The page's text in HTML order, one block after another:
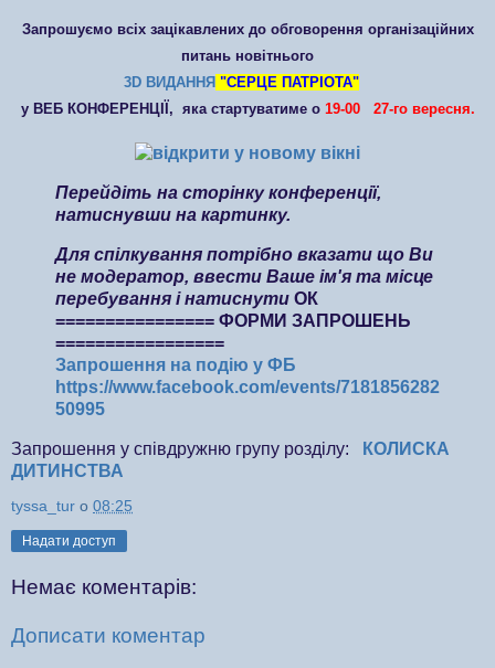
Запрошуємо всіх зацікавлених до обговорення організаційних
питань новітнього
3D ВИДАННЯ "СЕРЦЕ ПАТРІОТА"
у ВЕБ КОНФЕРЕНЦІЇ, яка стартуватиме о 19-00 27-го вересня.
Перейдіть на сторінку конференції,
натиснувши на картинку.
Для спілкування потрібно вказати що Ви
не модератор, ввести Ваше ім'я та місце
перебування і натиснути ОК
================ ФОРМИ ЗАПРОШЕНЬ
=================
Запрошення на подію у ФБ
https://www.facebook.com/events/7181856282
50995
Запрошення у співдружню групу розділу:
КОЛИСКА
ДИТИНСТВА
tyssa_tur о 08:25
Надати доступ
Немає коментарів:
Дописати коментар